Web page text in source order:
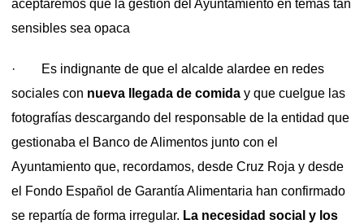
aceptaremos que la gestión del Ayuntamiento en temas tan
sensibles sea opaca
· Es indignante de que el alcalde alardee en redes
sociales con nueva llegada de comida y que cuelgue las
fotografías descargando del responsable de la entidad que
gestionaba el Banco de Alimentos junto con el
Ayuntamiento que, recordamos, desde Cruz Roja y desde
el Fondo Español de Garantía Alimentaria han confirmado
se repartía de forma irregular. La necesidad social y los